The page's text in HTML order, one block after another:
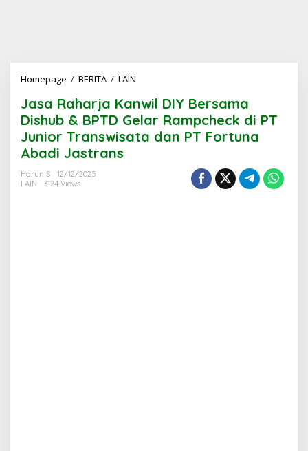
Homepage / BERITA / LAIN
Kanwil
DIY
Bersama
Dishub
Jasa Raharja Kanwil DIY Bersama
Dishub & BPTD Gelar Rampcheck di PT
Junior Transwisata dan PT Fortuna
Abadi Jastrans
Harun S
12/12/2025
LAIN
3124 Views